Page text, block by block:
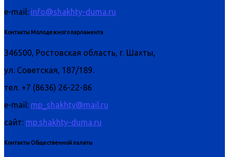
e-mail: info@shakhty-duma.ru
Контакты Молодежного парламента
346500, Ростовская область, г. Шахты,
ул. Советская, 187/189.
тел. +7 (8636) 26-22-86
e-mail: mp_shakhty@mail.ru
сайт: mp.shakhty-duma.ru
Контакты Общественной палаты